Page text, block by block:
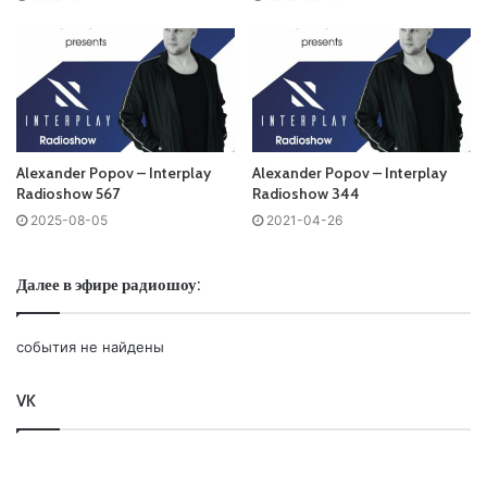
Запись выпусков
Слушай и добавляй плейлист VK:
No playlist
01. Han Beukers – Nebula /Interplay Flow/
02. Seegy x Kaimei – Easy /Interplay Flow/
04. Chester Young & John Dahlback feat. Émilie Rachel –
No Focus /Self Release/
Alexander Popov – Interplay
Radioshow 567
2025-08-05
Alexander Popov – Interplay
Radioshow 344
2021-04-26
Далее в эфире радиошоу:
события не найдены
VK